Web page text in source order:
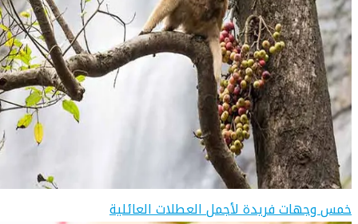
خمس وجهات فريدة لأجمل العطلات العائلية